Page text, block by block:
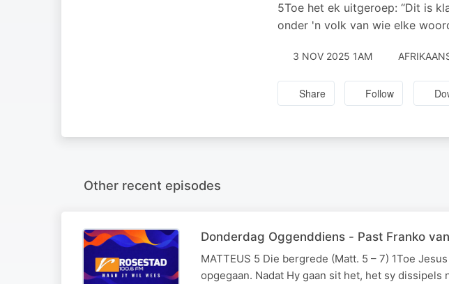
5Toe het ek uitgeroep: “Dit is
onder 'n volk van wie elke
3 NOV 2025 1AM
Share Follow
Other recent episodes
Donderdag Oggenddiens - Past Franko
MATTEUS 5 Die bergrede (Matt. 5 – 7) 1Toe
opgegaan. Nadat Hy gaan sit het, het sy